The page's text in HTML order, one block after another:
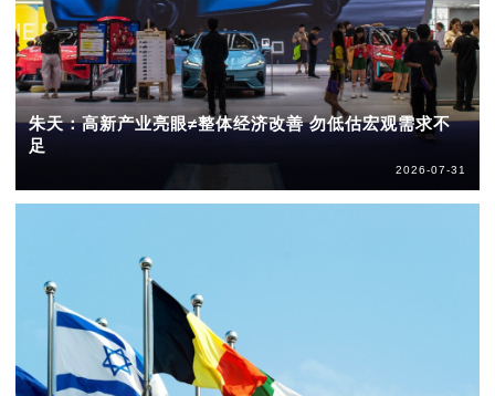
朱天：高新产业亮眼≠整体经济改善 勿低估宏观需求不
足
2026-07-31